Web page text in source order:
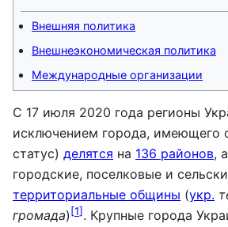
Внешняя политика
Внешнеэкономическая политика
Международные организации
С 17 июля 2020 года регионы
исключением города, имеющего
статус) делятся на 136 районов,
городские, поселковые и
территориальные общины (укр.
громада) [1]. Крупные города